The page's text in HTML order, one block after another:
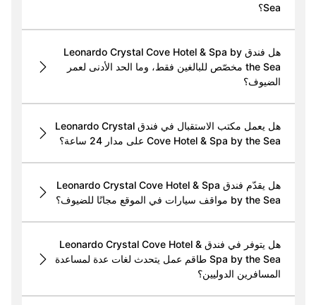
Sea؟
هل فندق Leonardo Crystal Cove Hotel & Spa by
the Sea مخصّص للبالغين فقط، وما الحد الأدنى لعمر
الضيوف؟
هل يعمل مكتب الاستقبال في فندق Leonardo Crystal
Cove Hotel & Spa by the Sea على مدار 24 ساعة؟
هل يقدّم فندق Leonardo Crystal Cove Hotel & Spa
by the Sea مواقف سيارات في الموقع مجانًا للضيوف؟
هل يتوفر في فندق Leonardo Crystal Cove Hotel &
Spa by the Sea طاقم عمل يتحدث لغات عدة لمساعدة
المسافرين الدوليين؟